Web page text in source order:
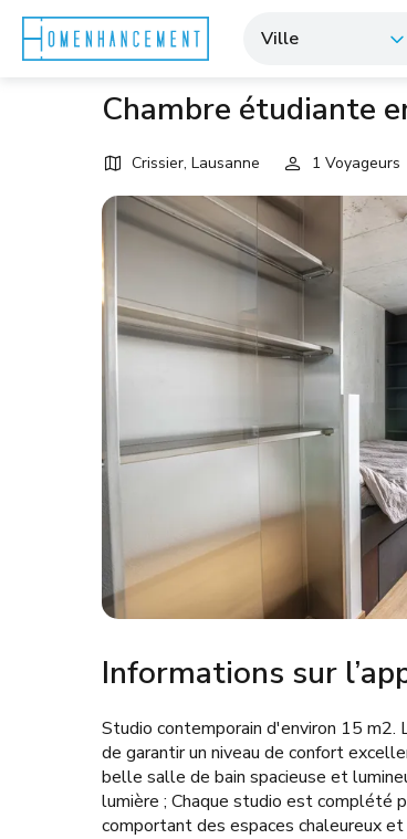
Ville
Chambre étudiante
Crissier, Lausanne 1 Voyageurs
Informations sur
Studio contemporain d'environ 15
de garantir un niveau de confort
belle salle de bain spacieuse et
lumière ; Chaque studio est complété
comportant des espaces chaleureux